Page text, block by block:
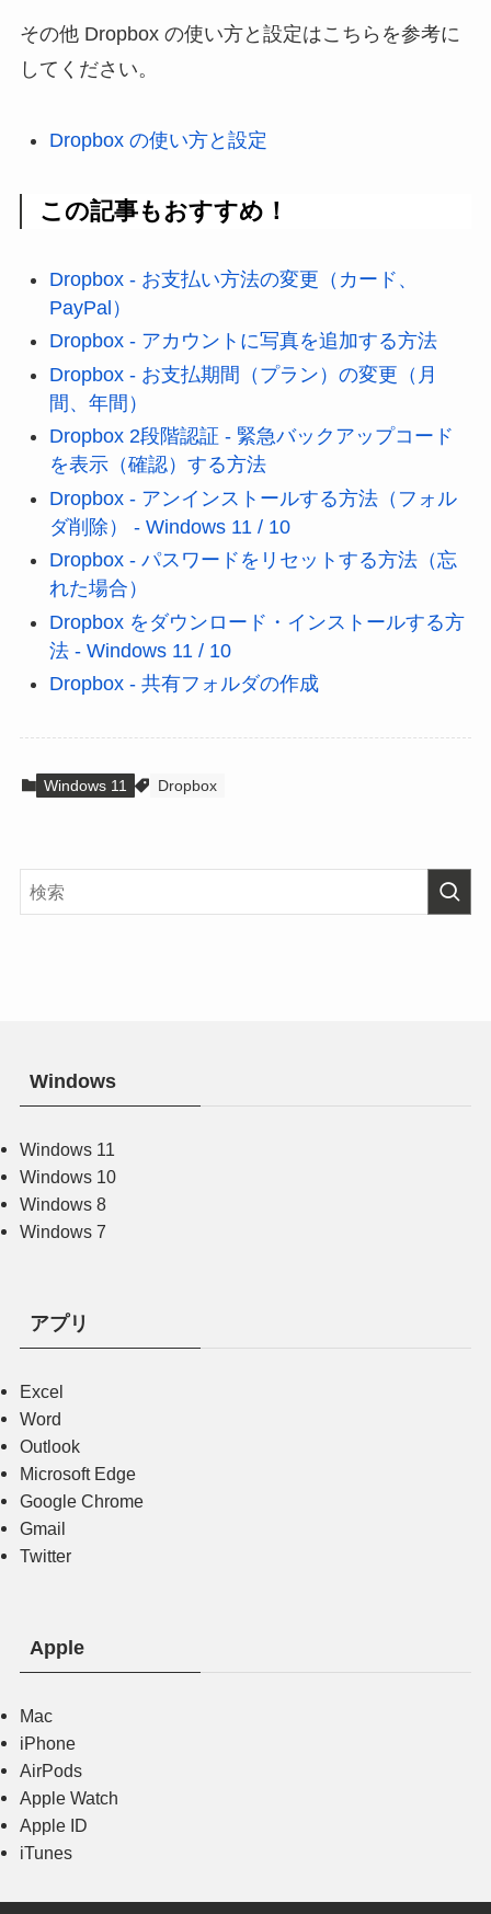
その他 Dropbox の使い方と設定はこちらを参考に
してください。
Dropbox の使い方と設定
この記事もおすすめ！
Dropbox - お支払い方法の変更（カード、
PayPal）
Dropbox - アカウントに写真を追加する方法
Dropbox - お支払期間（プラン）の変更（月
間、年間）
Dropbox 2段階認証 - 緊急バックアップコード
を表示（確認）する方法
Dropbox - アンインストールする方法（フォル
ダ削除） - Windows 11 / 10
Dropbox - パスワードをリセットする方法（忘
れた場合）
Dropbox をダウンロード・インストールする方
法 - Windows 11 / 10
Dropbox - 共有フォルダの作成
Windows 11 Dropbox
Windows
Windows 11
Windows 10
Windows 8
Windows 7
アプリ
Excel
Word
Outlook
Microsoft Edge
Google Chrome
Gmail
Twitter
Apple
Mac
iPhone
AirPods
Apple Watch
Apple ID
iTunes